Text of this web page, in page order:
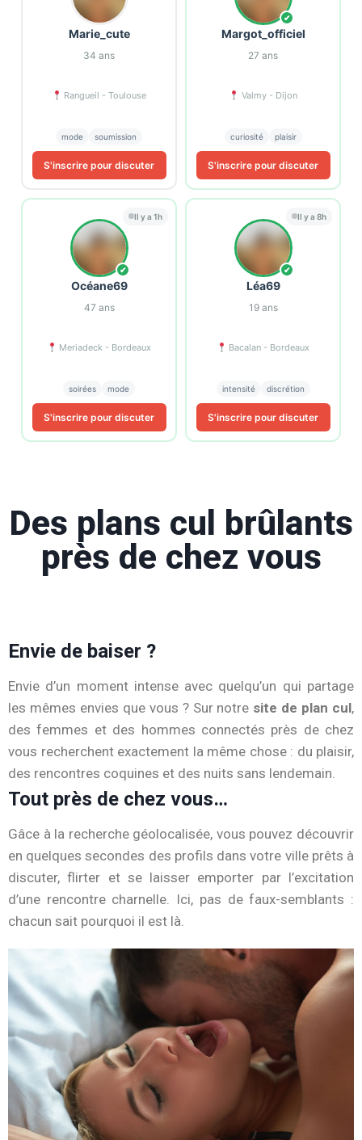
Marie_cute
34 ans
Rangueil - Toulouse
mode soumission
S'inscrire pour discuter
✔
Margot_officiel
27 ans
Valmy - Dijon
curiosité plaisir
S'inscrire pour discuter
Il y a 1h
✔
Océane69
47 ans
Meriadeck - Bordeaux
soirées mode
S'inscrire pour discuter
Il y a 8h
✔
Léa69
19ans
Bacalan - Bordeaux
intensité discrétion
S'inscrire pour discuter
Des plans cul brûlants
près de chez vous
Envie de baiser ?
Envie d’un moment intense avec quelqu’un qui partage
les mêmes envies que vous ? Sur notre site de plan cul,
desfemmes et des hommes connectés près de chez
vous recherchent exactement la même chose : du plaisir,
des rencontres coquines et des nuits sans lendemain.
Tout près de chez vous…
Gâce à la recherche géolocalisée, vous pouvez découvrir
en quelquessecondes des profils dansvotre ville prêts à
discuter,flirter et se laisser emporter par l’excitation
d’une rencontre charnelle. Ici, pas defaux-semblants :
chacun sait pourquoi il est là.